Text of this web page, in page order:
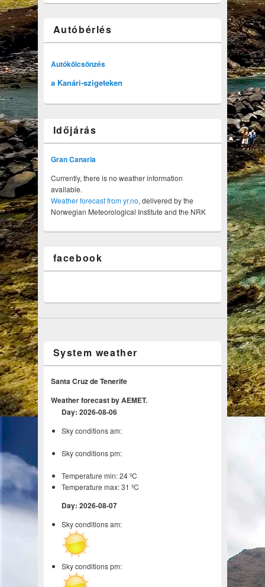
Autóbérlés
Autókölcsönzés
a Kanári-szigeteken
Időjárás
Gran Canaria
Currently, there is no weather information
available.
Weather forecast from yr.no, delivered by the
Norwegian Meteorological Institute and the NRK
facebook
System weather
Santa Cruz de Tenerife
Weather forecast by AEMET.
Day: 2026-08-06
Sky conditions am:
Sky conditions pm:
Temperature min: 24 ºC
Temperature max: 31 ºC
Day: 2026-08-07
Sky conditions am:
Sky conditions pm: